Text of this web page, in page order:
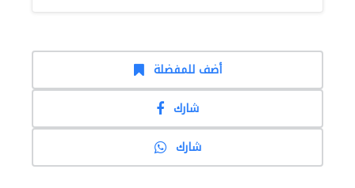
أضف للمفضلة
شارك
شارك